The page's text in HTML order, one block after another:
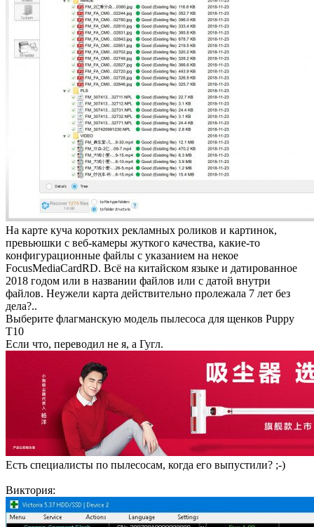
На карте куча коротких рекламных роликов и картинок,
превьюшки с веб-камеры жуткого качества, какие-то
конфигурационные файлы с указанием на некое
FocusMediaCardRD. Всё на китайском языке и датированное
2018 годом или в названии файлов или с датой внутри
файлов. Неужели карта действительно пролежала 7 лет без
дела?..
Выберите флагманскую модель пылесоса для щенков Puppy
T10
Если что, переводил не я, а Гугл.
Есть специалисты по пылесосам, когда его выпустили? ;-)
Виктория: